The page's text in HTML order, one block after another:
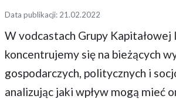
Data publikacji: 21.02.2022
W vodcastach Grupy
koncentrujemy się na bieżących
gospodarczych, politycznych i
analizując jaki wpływ mogą mieć